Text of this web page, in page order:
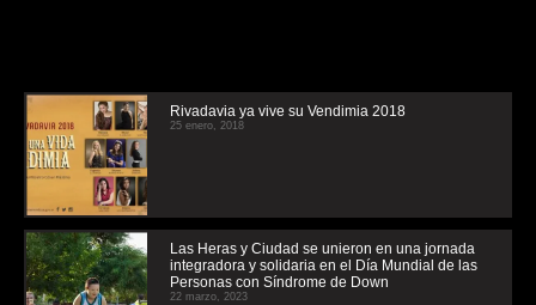
Rivadavia ya vive su Vendimia 2018
25 enero, 2018
Las Heras y Ciudad se unieron en una jornada
integradora y solidaria en el Día Mundial de las
Personas con Síndrome de Down
22 marzo, 2023